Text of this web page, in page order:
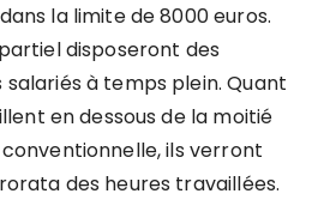
la limite de 8000 euros.
disposeront des
à temps plein. Quant
en dessous de la moitié
ils verront
des heures travaillées.